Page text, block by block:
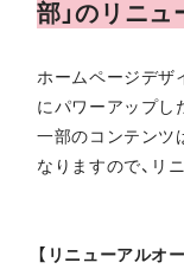
部」のリニュ
ホームページデザ
にパワーアップし
一部のコンテンツ
なりますので、リ
【リニューアルオ